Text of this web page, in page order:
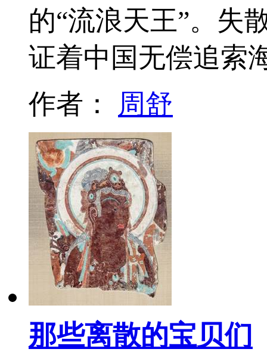
的“流浪天王”。失
证着中国无偿追
作者： 周舒
那些离散的宝贝们